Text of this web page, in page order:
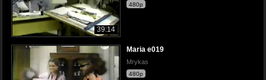
39:14
480p
Maria e019
Mrykas
480p